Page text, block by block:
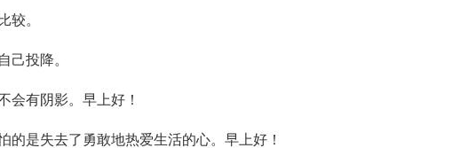
较。
己投降。
会有阴影。早上好！
的是失去了勇敢地热爱生活的心。早上好！